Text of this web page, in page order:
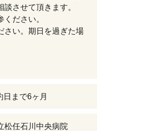
させて頂きます。
ください。
さい。期日を過ぎた場
まで6ヶ月
任石川中央病院